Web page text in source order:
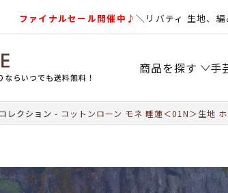
ファイナルセール開催中♪＼リバティ 生地、
らいつでも送料無料！
商品を探す 手
レクション コットンローン モネ 睡蓮＜01N＞生地